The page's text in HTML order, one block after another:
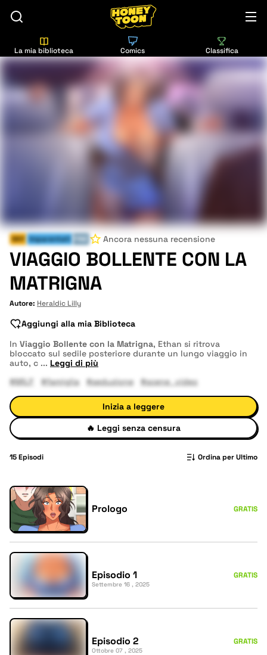
La mia biblioteca Comics Classifica
Milf Imparentati Ancora nessuna recensione
VIAGGIO BOLLENTE CON LA
MATRIGNA
Autore: Heraldic Lilly
Aggiungi alla mia Biblioteca
In Viaggio Bollente con la Matrigna, Ethan si ritrova
bloccato sul sedile posteriore durante un lungo viaggio in
auto, c ... Leggi di più
#MILF
#famiglia #seduzione #scene_video
Inizia a leggere
🔥 Leggi senza censura
15Episodi Ordina per Ultimo
Prologo GRATIS
Episodio 1
Settembre 16 , 2025
GRATIS
Episodio 2
Ottobre 07 , 2025
GRATIS